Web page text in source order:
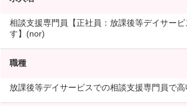
相談支援専門員【正社員：放課後等デイサー
す】(nor)
職種
放課後等デイサービスでの相談支援専門員で高